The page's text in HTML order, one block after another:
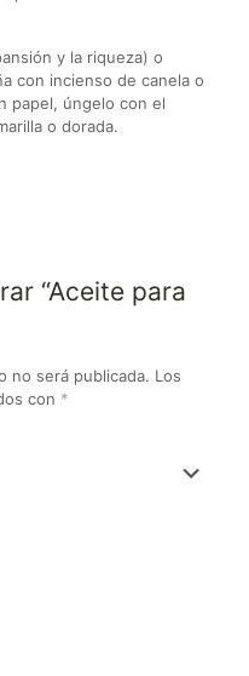
y la riqueza) o
con incienso de canela o
papel, úngelo con el
o dorada.
“Aceite para
no será publicada. Los
con *